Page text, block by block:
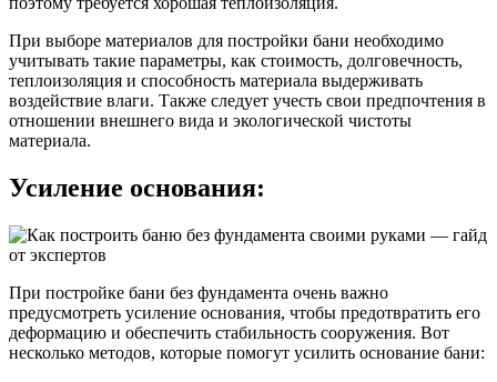
При выборе материалов для постройки бани необходимо
учитывать такие параметры, как стоимость, долговечность,
теплоизоляция и способность материала выдерживать
воздействие влаги. Также следует учесть свои предпочтения в
отношении внешнего вида и экологической чистоты
материала.
Усиление основания:
При постройке бани без фундамента очень важно
предусмотреть усиление основания, чтобы предотвратить его
деформацию и обеспечить стабильность сооружения. Вот
несколько методов, которые помогут усилить основание бани: